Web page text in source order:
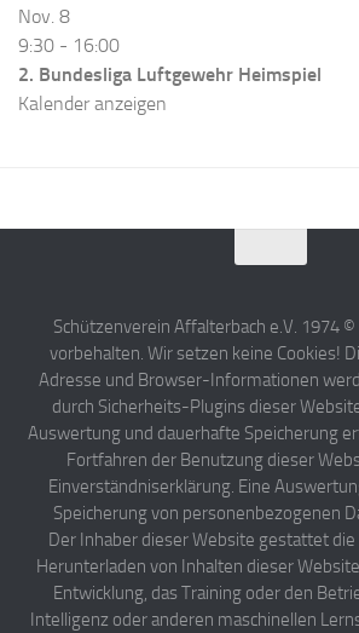
Nov. 8
9:30 - 16:00
2. Bundesliga Luftgewehr Heimspiel
Kalender anzeigen
Schützenverein Affalterbach e.V. 1974 ©
vorbehalten. Wir setzen keine Cookies!
Adresse und Browser-Informationen
durch Sicherheits-Plugins dieser
Auswertung und dauerhafte Speicherung
Fortfahren der Benutzung dieser
Einverständniserklärung. Eine
Speicherung von personenbezogenen
Der Inhaber dieser Website gestattet
Herunterladen von Inhalten dieser
Entwicklung, das Training oder den
Intelligenz oder anderen maschinellen